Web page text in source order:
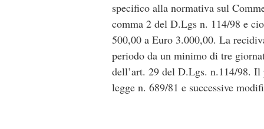
specifico alla normativa sul
comma 2 del D.Lgs n. 114/98 e
500,00 a Euro 3.000,00. La
periodo da un minimo di tre
dell’art. 29 del D.Lgs. n.114/98.
legge n. 689/81 e successive